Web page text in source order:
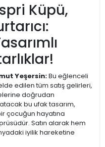
Küpü,
Yeşersin:Bu eğlenceli
edilen tüm satış gelirleri,
doğrudan
bu ufak tasarım,
çocuğun hayatına
Satın alarak hem
iyilik hareketine